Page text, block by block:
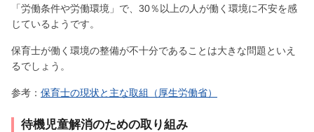
「労働条件や労働環境」で、30％以上の人が働く環境に不安を感
じているようです。
保育士が働く環境の整備が不十分であることは大きな問題といえ
るでしょう。
参考： 保育士の現状と主な取組（厚生労働省）
待機児童解消のための取り組み